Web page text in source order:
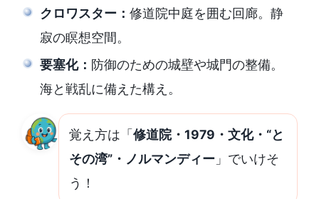
クロワスター： 修道院中庭を囲む回廊。静
寂の瞑想空間。
要塞化： 防御のための城壁や城門の整備。
海と戦乱に備えた構え。
覚え方は「 修道院・1979・文化・“と
その湾”・ノルマンディー 」でいけそ
う！